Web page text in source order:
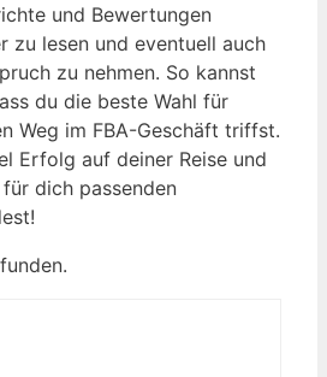
und Bewertungen
zu lesen und eventuell auch
zu nehmen. So kannst
du die beste Wahl für
Weg im FBA-Geschäft triffst.
Erfolg auf deiner Reise und
dich passenden